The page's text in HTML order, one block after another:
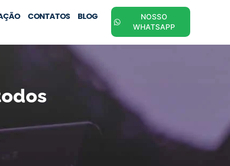
CONTATOS BLOG
NOSSO
WHATSAPP